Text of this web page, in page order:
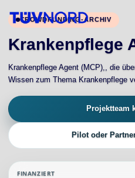
CROWDFUNDING-ARCHIV
Krankenpflege
Krankenpflege Agent (MCP),, die
Wissen zum Thema Krankenpflege
Projektteam
Pilot oder
FINANZIERT